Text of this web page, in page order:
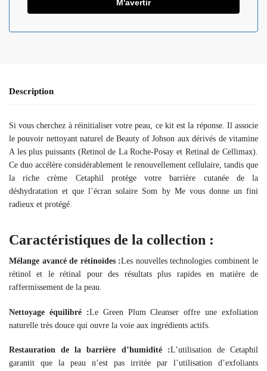
e
1
Description
Si vous cherchez à réinitialiser votre peau, ce kit est la réponse. Il associe
le pouvoir nettoyant naturel de Beauty of Johson aux dérivés de vitamine
A les plus puissants (Retinol de La Roche-Posay et Retinal de Cellimax).
Ce duo accélère considérablement le renouvellement cellulaire, tandis que
la riche crème Cetaphil protège votre barrière cutanée de la
déshydratation et que l’écran solaire Som by Me vous donne un fini
radieux et protégé.
Caractéristiques de la collection :
Mélange avancé de rétinoïdes :Les nouvelles technologies combinent le
rétinol et le rétinal pour des résultats plus rapides en matière de
raffermissement de la peau.
Nettoyage équilibré :Le Green Plum Cleanser offre une exfoliation
naturelle très douce qui ouvre la voie aux ingrédients actifs.
Restauration de la barrière d’humidité :L’utilisation de Cetaphil
garantit que la peau n’est pas irritée par l’utilisation d’exfoliants